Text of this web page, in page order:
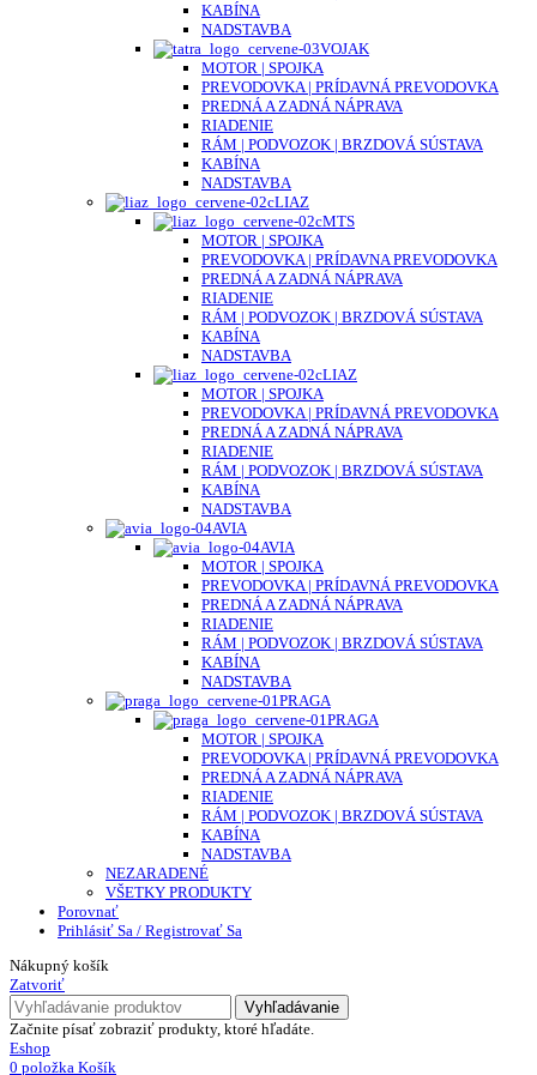
KABÍNA
NADSTAVBA
VOJAK
MOTOR | SPOJKA
PREVODOVKA | PRÍDAVNÁ PREVODOVKA
PREDNÁ A ZADNÁ NÁPRAVA
RIADENIE
RÁM | PODVOZOK | BRZDOVÁ SÚSTAVA
KABÍNA
NADSTAVBA
LIAZ
MTS
MOTOR | SPOJKA
PREVODOVKA | PRÍDAVNA PREVODOVKA
PREDNÁ A ZADNÁ NÁPRAVA
RIADENIE
RÁM | PODVOZOK | BRZDOVÁ SÚSTAVA
KABÍNA
NADSTAVBA
LIAZ
MOTOR | SPOJKA
PREVODOVKA | PRÍDAVNÁ PREVODOVKA
PREDNÁ A ZADNÁ NÁPRAVA
RIADENIE
RÁM | PODVOZOK | BRZDOVÁ SÚSTAVA
KABÍNA
NADSTAVBA
AVIA
AVIA
MOTOR | SPOJKA
PREVODOVKA | PRÍDAVNÁ PREVODOVKA
PREDNÁ A ZADNÁ NÁPRAVA
RIADENIE
RÁM | PODVOZOK | BRZDOVÁ SÚSTAVA
KABÍNA
NADSTAVBA
PRAGA
PRAGA
MOTOR | SPOJKA
PREVODOVKA | PRÍDAVNÁ PREVODOVKA
PREDNÁ A ZADNÁ NÁPRAVA
RIADENIE
RÁM | PODVOZOK | BRZDOVÁ SÚSTAVA
KABÍNA
NADSTAVBA
NEZARADENÉ
VŠETKY PRODUKTY
Porovnať
Prihlásiť Sa / Registrovať Sa
Nákupný košík
Zatvoriť
Vyhľadávanie
Začnite písať zobraziť produkty, ktoré hľadáte.
Eshop
0 položka Košík